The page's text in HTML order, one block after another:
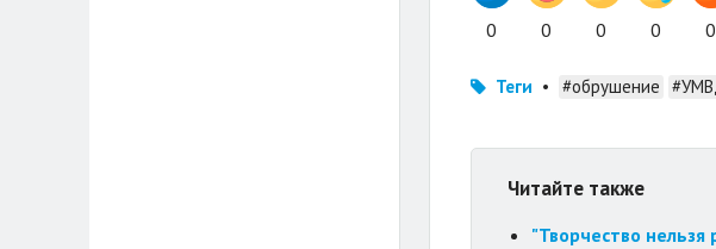
0 0 0 0 0
Теги • #обрушение
Читайте также
"Творчество